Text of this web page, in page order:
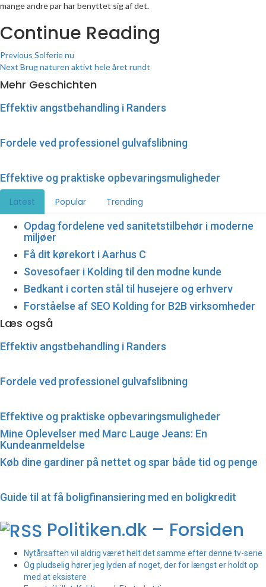
mange andre par har benyttet sig af det.
Continue Reading
Previous Solferie nu
Next Brug naturen aktivt hele året rundt
Mehr Geschichten
Effektiv angstbehandling i Randers
Fordele ved professionel gulvafslibning
Effektive og praktiske opbevaringsmuligheder
Latest Popular Trending
Opdag fordelene ved sanitetstilbehør i moderne
miljøer
Få dit kørekort i Aarhus C
Sovesofaer i Kolding til den modne kunde
Bedkant i corten stål til husejere og erhverv
Forståelse af SEO Kolding for B2B virksomheder
Læs også
Effektiv angstbehandling i Randers
Fordele ved professionel gulvafslibning
Effektive og praktiske opbevaringsmuligheder
Mine Oplevelser med Marc Lauge Jeans: En
Kundeanmeldelse
Køb dine gardiner på nettet og spar både tid og penge
Guide til at få boligfinansiering med en boligkredit
Politiken.dk – Forsiden
Nytårsaften vil aldrig været helt det samme efter denne tv-serie
Og pludselig hører jeg lyden af noget, der for længst er holdt op
med at eksistere